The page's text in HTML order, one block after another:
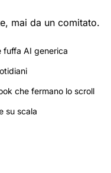
mai da un comitato.
fuffa AI generica
che fermano lo scroll
su scala